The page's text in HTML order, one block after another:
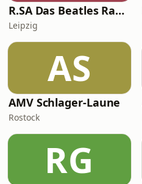
R.SA Das Beatles Radio
Leipzig
AS
AMV Schlager-Laune
Rostock
RG